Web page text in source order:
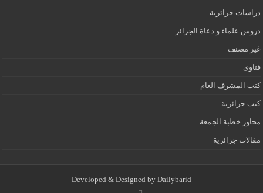
دراسات جزائرية
دروس علماء و دعاة الجزائر
غير مصنف
فتاوى
كتب المشرف العام
كتب جزائرية
محاور خطبة الجمعة
مقالات جزائرية
Developed & Designed by Dailybarid